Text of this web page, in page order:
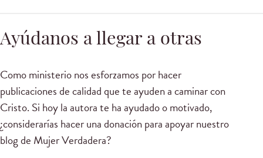
Ayúdanos a llegar a otras
Como ministerio nos esforzamos por hacer
publicaciones de calidad que te ayuden a caminar con
Cristo. Si hoy la autora te ha ayudado o motivado,
¿considerarías hacer una donación para apoyar nuestro
blog de Mujer Verdadera?